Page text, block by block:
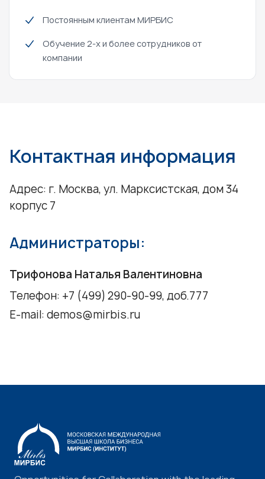
Постоянным клиентам МИРБИС
Обучение 2-х и более сотрудников от
компании
Контактная информация
Адрес: г. Москва, ул. Марксистская, дом 34
корпус 7
Администраторы:
Трифонова Наталья Валентиновна
Телефон: +7 (499) 290-90-99, доб.777
E-mail: demos@mirbis.ru